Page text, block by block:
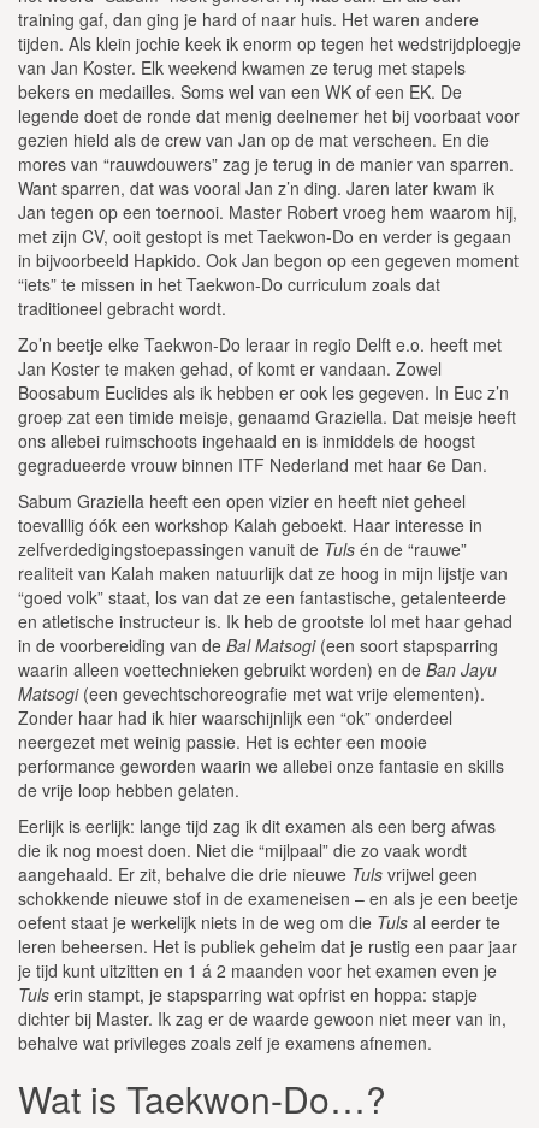
training gaf, dan ging je hard of naar huis. Het waren andere
tijden. Als klein jochie keek ik enorm op tegen het wedstrijdploegje
van Jan Koster. Elk weekend kwamen ze terug met stapels
bekers en medailles. Soms wel van een WK of een EK. De
legende doet de ronde dat menig deelnemer het bij voorbaat voor
gezien hield als de crew van Jan op de mat verscheen. En die
mores van “rauwdouwers” zag je terug in de manier van sparren.
Want sparren, dat was vooral Jan z’n ding. Jaren later kwam ik
Jan tegen op een toernooi. Master Robert vroeg hem waarom hij,
met zijn CV, ooit gestopt is met Taekwon-Do en verder is gegaan
in bijvoorbeeld Hapkido. Ook Jan begon op een gegeven moment
“iets” te missen in het Taekwon-Do curriculum zoals dat
traditioneel gebracht wordt.
Zo’n beetje elke Taekwon-Do leraar in regio Delft e.o. heeft met
Jan Koster te maken gehad, of komt er vandaan. Zowel
Boosabum Euclides als ik hebben er ook les gegeven. In Euc z’n
groep zat een timide meisje, genaamd Graziella. Dat meisje heeft
ons allebei ruimschoots ingehaald en is inmiddels de hoogst
gegradueerde vrouw binnen ITF Nederland met haar 6e Dan.
Sabum Graziella heeft een open vizier en heeft niet geheel
toevalllig óók een workshop Kalah geboekt. Haar interesse in
zelfverdedigingstoepassingen vanuit de Tuls én de “rauwe”
realiteit van Kalah maken natuurlijk dat ze hoog in mijn lijstje van
“goed volk” staat, los van dat ze een fantastische, getalenteerde
en atletische instructeur is. Ik heb de grootste lol met haar gehad
in de voorbereiding van de Bal Matsogi(een soort stapsparring
waarin alleen voettechnieken gebruikt worden) en de Ban Jayu
Matsogi(een gevechtschoreografie met wat vrije elementen).
Zonder haar had ik hier waarschijnlijk een “ok” onderdeel
neergezet met weinig passie. Het is echter een mooie
performance geworden waarin we allebei onze fantasie en skills
de vrije loop hebben gelaten.
Eerlijk is eerlijk: lange tijd zag ik dit examen als een berg afwas
die ik nog moest doen. Niet die “mijlpaal” die zo vaak wordt
aangehaald. Er zit, behalve die drie nieuwe Tuls vrijwel geen
schokkende nieuwe stof in de exameneisen – en als je een beetje
oefent staat je werkelijk niets in de weg om die Tuls al eerder te
leren beheersen. Het is publiek geheim dat je rustig een paar jaar
je tijd kunt uitzitten en 1 á 2 maanden voor het examen even je
Tuls erin stampt, je stapsparring wat opfrist en hoppa: stapje
dichter bij Master. Ik zag er de waarde gewoon niet meer van in,
behalve wat privileges zoals zelf je examens afnemen.
Wat is Taekwon-Do…?